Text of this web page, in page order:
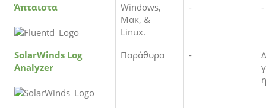
Άπταιστα
Windows,
Μακ, &
Linux.
- -
SolarWinds Log
Analyzer
Παράθυρα -